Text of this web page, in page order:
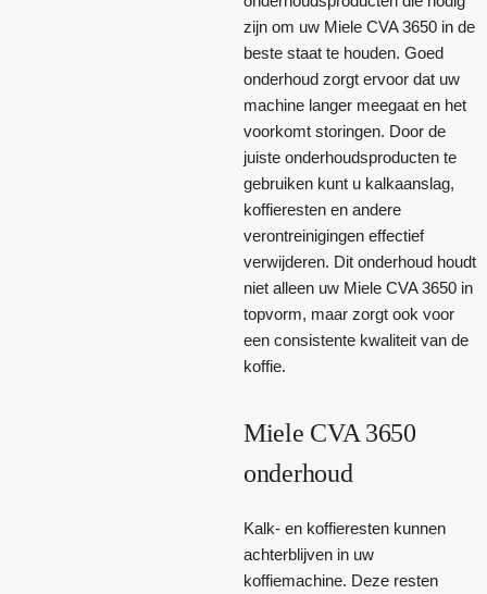
zijn om uw Miele CVA 3650 in de
beste staat te houden. Goed
onderhoud zorgt ervoor dat uw
machine langer meegaat en het
voorkomt storingen. Door de
juiste onderhoudsproducten te
gebruiken kunt u kalkaanslag,
koffieresten en andere
verontreinigingen effectief
verwijderen. Dit onderhoud houdt
niet alleen uw Miele CVA 3650 in
topvorm, maar zorgt ook voor
een consistente kwaliteit van de
koffie.
Miele CVA 3650
onderhoud
Kalk- en koffieresten kunnen
achterblijven in uw
koffiemachine. Deze resten